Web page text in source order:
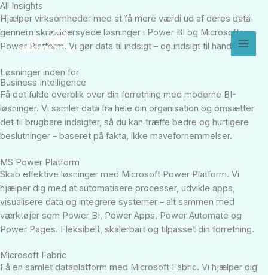
Gå
til
indholdet
All Insights
Hjælper virksomheder med at få mere værdi ud af deres data
gennem skræddersyede løsninger i Power BI og Microsofts
Power Platform. Vi gør data til indsigt – og indsigt til handling
Løsninger inden for
Business Intelligence
Få det fulde overblik over din forretning med moderne BI-
løsninger. Vi samler data fra hele din organisation og omsætter
det til brugbare indsigter, så du kan træffe bedre og hurtigere
beslutninger – baseret på fakta, ikke mavefornemmelser.
MS Power Platform
Skab effektive løsninger med Microsoft Power Platform. Vi
hjælper dig med at automatisere processer, udvikle apps,
visualisere data og integrere systemer – alt sammen med
værktøjer som Power BI, Power Apps, Power Automate og
Power Pages. Fleksibelt, skalerbart og tilpasset din forretning.
Microsoft Fabric
Få en samlet dataplatform med Microsoft Fabric. Vi hjælper dig